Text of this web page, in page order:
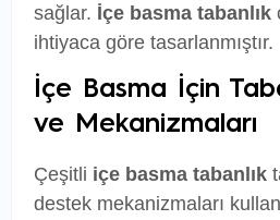
sağlar. İçe basma tabanlık
ihtiyaca göre tasarlanmıştır.
İçe Basma İçin
ve Mekanizmaları
Çeşitli içe basma tabanlık
destek mekanizmaları